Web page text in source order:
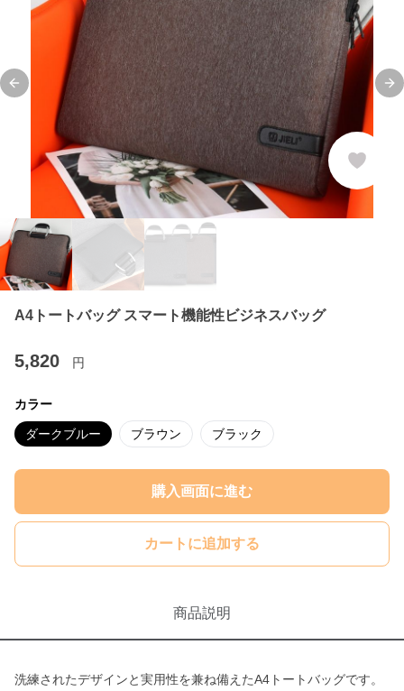
Previous slide
A4トートバッグ スマート機能性ビジネスバッグ
5,820 円
カラー
ダークブルー ブラウン ブラック
購入画面に進む
カートに追加する
商品説明
洗練されたデザインと実用性を兼ね備えたA4トートバッグです。